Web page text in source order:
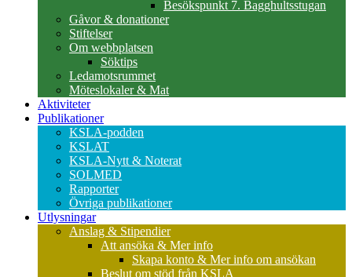
Besökspunkt 7. Bagghultsstugan
Gåvor & donationer
Stiftelser
Om webbplatsen
Söktips
Ledamotsrummet
Möteslokaler & Mat
Aktiviteter
Publikationer
KSLA-podden
KSLAT
KSLA-Nytt & Noterat
SOLMED
Rapporter
Övriga publikationer
Utlysningar
Anslag & Stipendier
Att ansöka & Mer info
Skapa konto & Mer info om ansökan
Beslut om stöd från KSLA